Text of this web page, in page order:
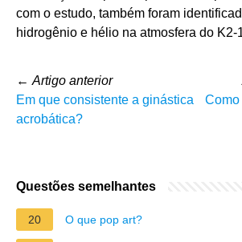
com o estudo, também foram
hidrogênio e hélio na atmosfera do K2-
← Artigo anterior
Em que consistente a ginástica
acrobática?
Como
Questões semelhantes
20 O que pop art?